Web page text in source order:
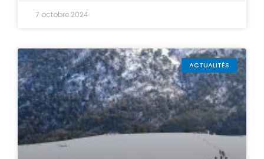
7 octobre 2024
ACTUALITÉS